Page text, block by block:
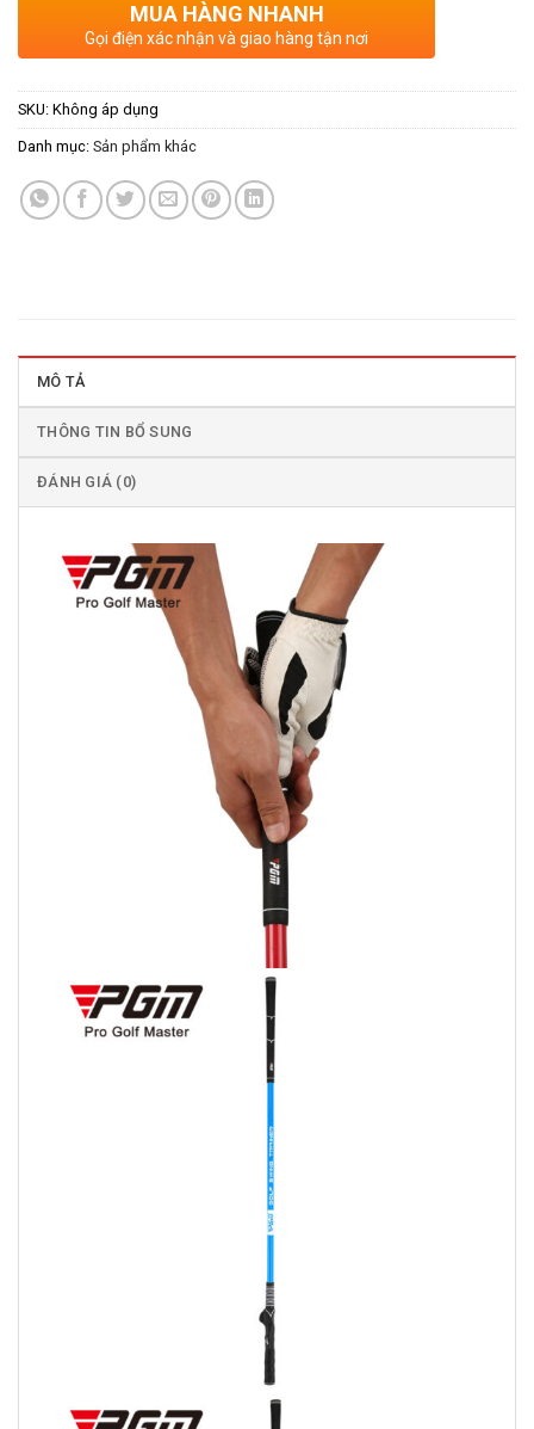
MUA HÀNG NHANH
Gọi điện xác nhận và giao hàng tận nơi
SKU: Không áp dụng
Danh mục: Sản phẩm khác
MÔ TẢ
THÔNG TIN BỔ SUNG
ĐÁNH GIÁ (0)